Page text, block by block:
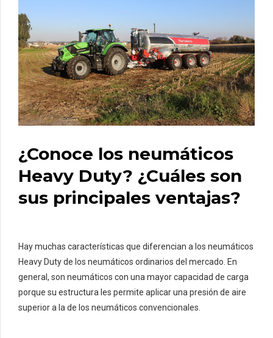
¿Conoce los neumáticos
Heavy Duty? ¿Cuáles son
sus principales ventajas?
Hay muchas características que diferencian a los neumáticos
Heavy Duty de los neumáticos ordinarios del mercado. En
general, son neumáticos con una mayor capacidad de carga
porque su estructura les permite aplicar una presión de aire
superior a la de los neumáticos convencionales.